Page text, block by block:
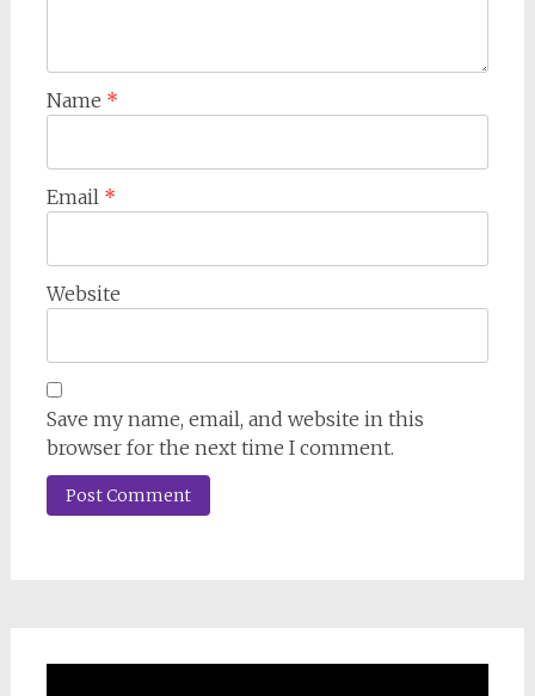
Name *
Email *
Website
Save my name, email, and website in this
browser for the next time I comment.